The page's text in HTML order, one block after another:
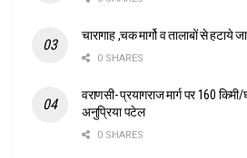
चारागाह ,चक मार्गो व तालाबों से हटाये
0 SHARES
वराणसी- प्रयागराज मार्ग पर 160
अनुप्रिया पटेल
0 SHARES